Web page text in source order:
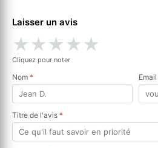
Laisser un avis
★★★★★
Cliquez pour noter
Nom * Email
Titre de l'avis *